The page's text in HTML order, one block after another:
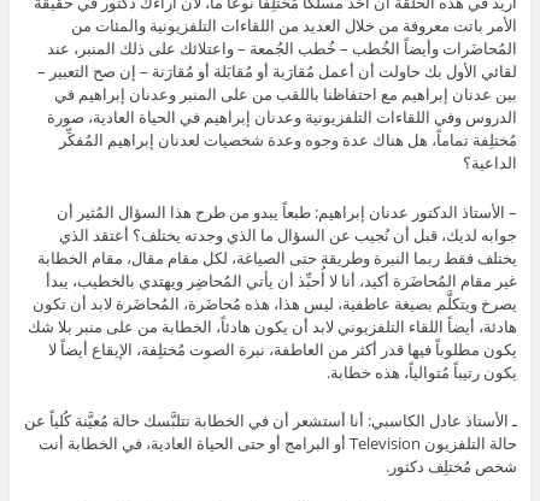
الأمر باتت معروفة من خلال العديد من اللقاءات التلفزيونية والمئات من
المُحاضَرات وأيضاً الخُطب – خُطب الجُمعة – واعتلائك على ذلك المنبر، عند
لقائي الأول بك حاولت أن أعمل مُقارَبة أو مُقابَلة أو مُقارَنة – إن صح التعبير –
بين عدنان إبراهيم مع احتفاظنا باللقب من على المنبر وعدنان إبراهيم في
الدروس وفي اللقاءات التلفزيونية وعدنان إبراهيم في الحياة العادية، صورة
مُختلِفة تماماً، هل هناك عدة وجوه وعدة شخصيات لعدنان إبراهيم المُفكِّر
الداعية؟
– الأستاذ الدكتور عدنان إبراهيم: طبعاً يبدو من طرح هذا السؤال المُثير أن
جوابه لديك، قبل أن نُجيب عن السؤال ما الذي وجدته يختلف؟ أعتقد الذي
يختلف فقط ربما النبرة وطريقة حتى الصياغة، لكل مقام مقال، مقام الخطابة
غير مقام المُحاضَرة أكيد، أنا لا أُحبِّذ أن يأتي المُحاضِر ويهتدي بالخطيب، يبدأ
يصرخ ويتكلَّم بصيغة عاطفية، ليس هذا، هذه مُحاضَرة، المُحاضَرة لابد أن تكون
هادئة، أيضاً اللقاء التلفزيوني لابد أن يكون هادئاً، الخطابة من على منبر بلا شك
يكون مطلوباً فيها قدر أكثر من العاطفة، نبرة الصوت مُختلِفة، الإيقاع أيضاً لا
يكون رتيباً مُتوالياً، هذه خطابة.
ـ الأستاذ عادل الكاسبي: أنا أستشعر أن في الخطابة تتلبَّسك حالة مُعيَّنة كُلياً عن
حالة التلفزيون Television أو البرامج أو حتى الحياة العادية، في الخطابة أنت
شخص مُختلِف دكتور.